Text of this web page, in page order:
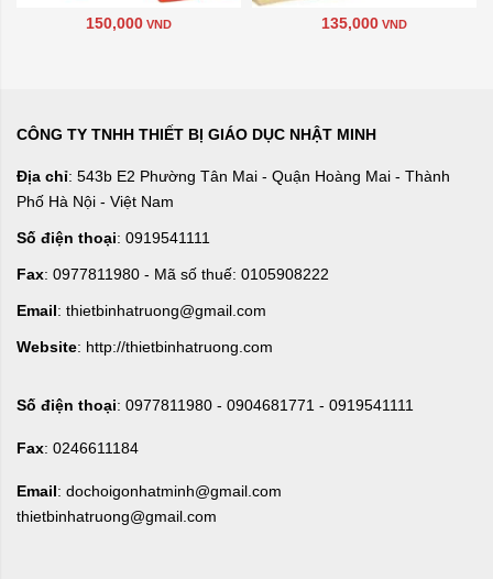
150,000 VND 135,000 VND
CÔNG TY TNHH THIẾT BỊ GIÁO DỤC NHẬT MINH
Địa chỉ: 543b E2 Phường Tân Mai - Quận Hoàng Mai - Thành
Phố Hà Nội - Việt Nam
Số điện thoại: 0919541111
Fax: 0977811980 - Mã số thuế: 0105908222
Email: thietbinhatruong@gmail.com
Website: http://thietbinhatruong.com
Số điện thoại: 0977811980 - 0904681771 - 0919541111
Fax: 0246611184
Email: dochoigonhatminh@gmail.com
thietbinhatruong@gmail.com